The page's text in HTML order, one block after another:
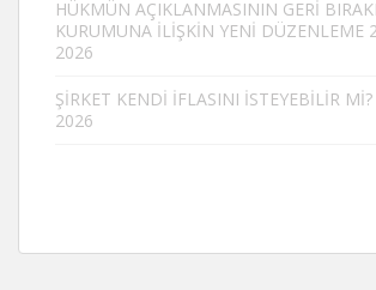
HÜKMÜN AÇIKLANMASININ GERİ
KURUMUNA İLİŞKİN YENİ DÜZENLEME
2026
ŞİRKET KENDİ İFLASINI İSTEYEBİLİR Mİ?
2026